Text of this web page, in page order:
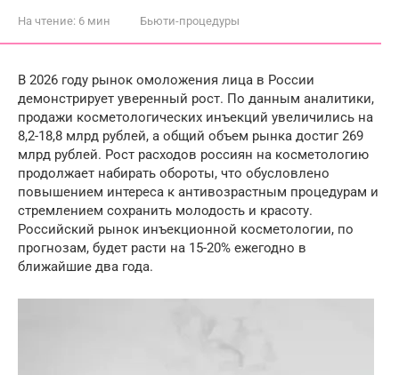
На чтение: 6 мин Бьюти-процедуры
В 2026 году рынок омоложения лица в России
демонстрирует уверенный рост. По данным аналитики,
продажи косметологических инъекций увеличились на
8,2-18,8 млрд рублей, а общий объем рынка достиг 269
млрд рублей. Рост расходов россиян на косметологию
продолжает набирать обороты, что обусловлено
повышением интереса к антивозрастным процедурам и
стремлением сохранить молодость и красоту.
Российский рынок инъекционной косметологии, по
прогнозам, будет расти на 15-20% ежегодно в
ближайшие два года.